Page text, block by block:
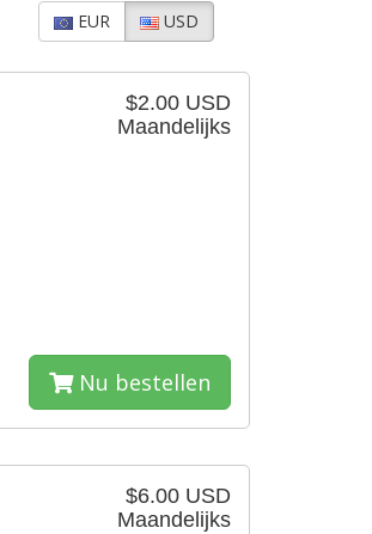
EUR USD
$2.00 USD
Maandelijks
Nu bestellen
$6.00 USD
Maandelijks